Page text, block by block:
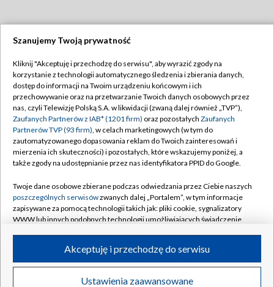
TVP
Abonament TVP
Emisja w TVP
Centrum informacji TVP
Naziemna Telewizja Cyfrowa
Rada Programowa
System NOS
Informacje o nadawcy
Program dla prasy
Regulamin TVP
Polityka prywatności
Moje zgody
Pomoc
Kontakt
Kanały
©2026 Telewizja Polska S.A. w likwidacji
Szanujemy Twoją prywatność
Kliknij "Akceptuję i przechodzę do serwisu", aby wyrazić zgody na
korzystanie z technologii automatycznego śledzenia i zbierania danych,
dostęp do informacji na Twoim urządzeniu końcowym i ich
przechowywanie oraz na przetwarzanie Twoich danych osobowych przez
nas, czyli Telewizję Polską S.A. w likwidacji (zwaną dalej również „TVP”),
Zaufanych Partnerów z IAB* (1201 firm) oraz pozostałych Zaufanych
Partnerów TVP (93 firm), w celach marketingowych (w tym do
zautomatyzowanego dopasowania reklam do Twoich zainteresowań i
mierzenia ich skuteczności) i pozostałych, które wskazujemy poniżej, a
także zgody na udostępnianie przez nas identyfikatora PPID do Google.
Twoje dane osobowe zbierane podczas odwiedzania przez Ciebie naszych
poszczególnych serwisówzwanych dalej „Portalem”, w tym informacje
zapisywane za pomocą technologii takich jak: pliki cookie, sygnalizatory
WWW lub innych podobnych technologii umożliwiających świadczenie
ruchu w Internecie.
Twoje dane osobowe zbierane podczas odwiedzania przez Ciebie
Ustawienia zaawansowane
Akceptuję i przechodzę do serwisu